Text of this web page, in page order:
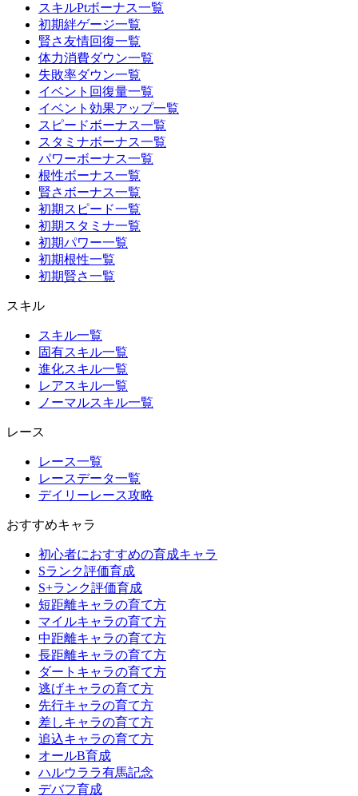
スキルPtボーナス一覧
初期絆ゲージ一覧
賢さ友情回復一覧
体力消費ダウン一覧
失敗率ダウン一覧
イベント回復量一覧
イベント効果アップ一覧
スピードボーナス一覧
スタミナボーナス一覧
パワーボーナス一覧
根性ボーナス一覧
賢さボーナス一覧
初期スピード一覧
初期スタミナ一覧
初期パワー一覧
初期根性一覧
初期賢さ一覧
スキル
スキル一覧
固有スキル一覧
進化スキル一覧
レアスキル一覧
ノーマルスキル一覧
レース
レース一覧
レースデータ一覧
デイリーレース攻略
おすすめキャラ
初心者におすすめの育成キャラ
Sランク評価育成
S+ランク評価育成
短距離キャラの育て方
マイルキャラの育て方
中距離キャラの育て方
長距離キャラの育て方
ダートキャラの育て方
逃げキャラの育て方
先行キャラの育て方
差しキャラの育て方
追込キャラの育て方
オールB育成
ハルウララ有馬記念
デバフ育成